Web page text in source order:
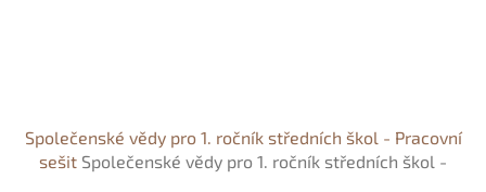
Společenské vědy pro 1. ročník středních škol - Pracovní
sešit Společenské vědy pro 1. ročník středních škol -